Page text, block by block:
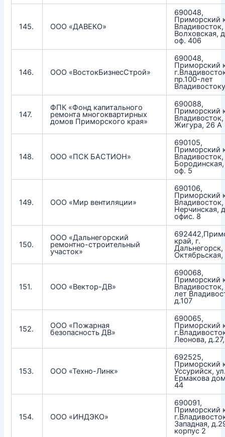
145. ООО «ДАВЕКО»
690048,
Приморский
Владивосток,
Волховская,
оф. 406
146. ООО «ВостокБизнесСтрой»
690048,
Приморский
пр.100-лет
147.
ФПК «Фонд капитального
ремонта многоквартирных
домов Приморского края»
690088,
Приморский
Владивосток,
Жигура, 26 А
148. ООО «ПСК БАСТИОН»
690105,
Приморский
Владивосток,
оф. 5
149. ООО «Мир вентиляции»
690106,
Приморский
Владивосток,
Нерчинская,
офис. 8
150.
ООО «Дальнегорский
ремонтно-строительный
участок»
край, г.
Дальнегорск,
151. ООО «Вектор-ДВ»
690068,
Приморский
Владивосток,
лет
д.107
152. ООО «Пожарная
безопасность ДВ»
690065,
Приморский
Леонова,
153. ООО «Техно-Линк»
692525,
Приморский
Уссурийск,
Ермакова
44
154. ООО «ИНДЭКО»
690091,
Приморский
Западная,
корпус 2